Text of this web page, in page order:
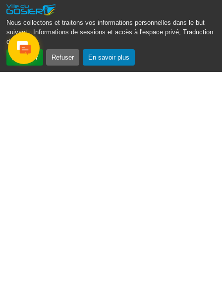
Nous collectons et traitons vos informations personnelles dans le but
suivant :
Informations de sessions et accès à l'espace privé, Traduction
des pages .
Accepter Refuser En savoir plus
Envoyer un email
Contacter la P.R.A.D.A
Contactez le délégué à la protection des données
personnelles - D.P.O